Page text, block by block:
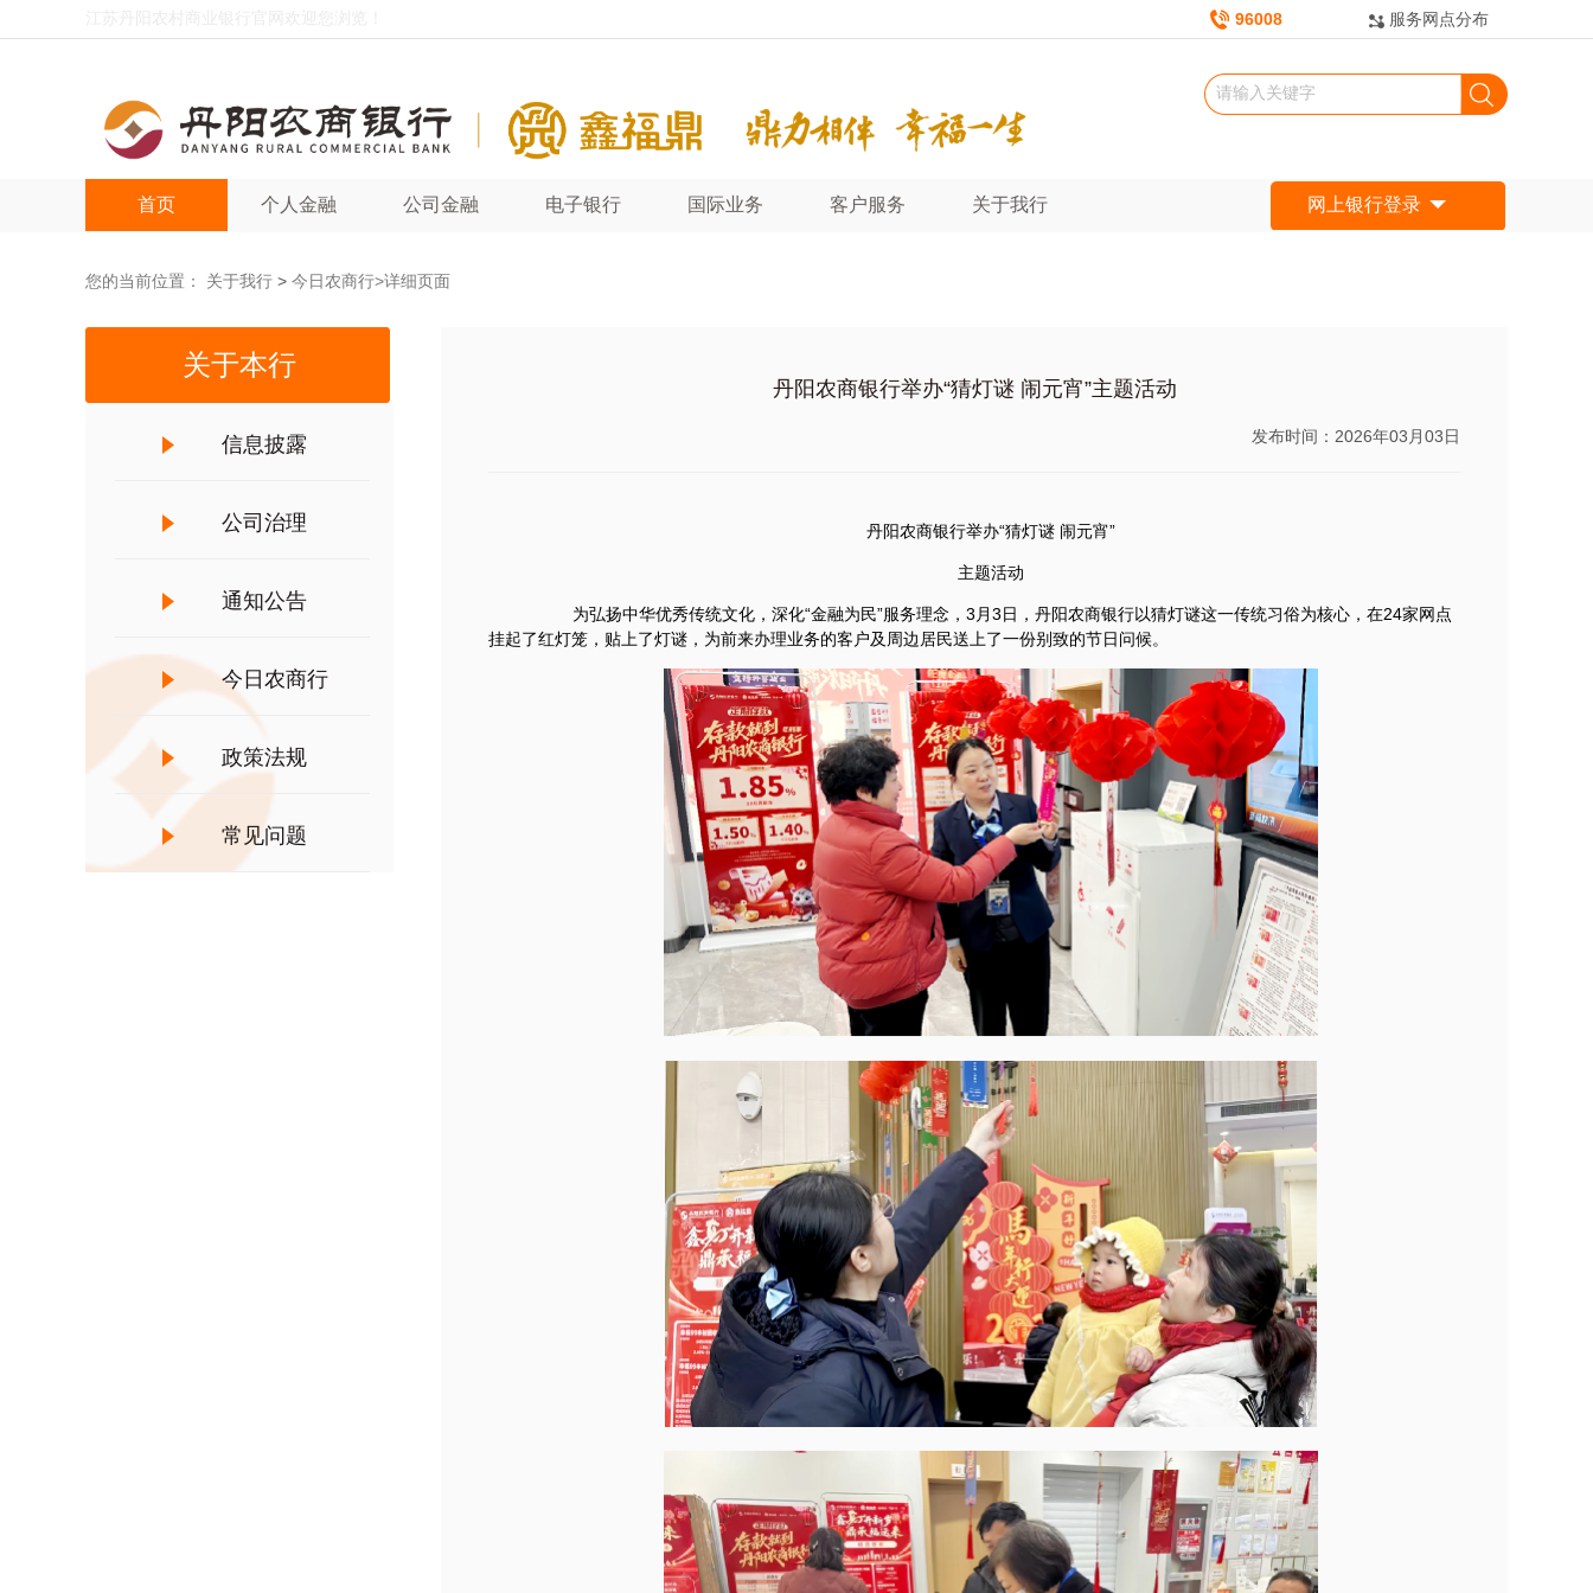
96008 服务网点分布
首页 个人金融 公司金融 电子银行 国际业务 客户服务 关于我行 网上银行登录
关于本行
信息披露
公司治理
通知公告
今日农商行
政策法规
常见问题
您的当前位置： 关于我行 > 今日农商行>详细页面
丹阳农商银行举办“猜灯谜 闹元宵”主题活动
发布时间：2026年03月03日
丹阳农商银行举办“猜灯谜 闹元宵”
主题活动
为弘扬中华优秀传统文化，深化“金融为民”服务理念，3月3日，丹阳农商银行以猜灯谜这一传统习俗为核心，在24家网点
挂起了红灯笼，贴上了灯谜，为前来办理业务的客户及周边居民送上了一份别致的节日问候。